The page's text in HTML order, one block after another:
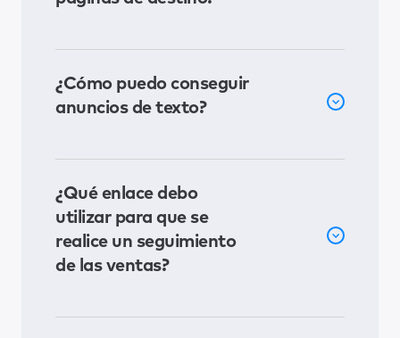
¿Cómo puedo conseguir
anuncios de texto?
¿Qué enlace debo
utilizar para que se
realice un seguimiento
de las ventas?